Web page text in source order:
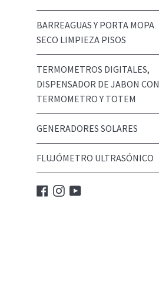
BARREAGUAS Y PORTA MOPA
SECO LIMPIEZA PISOS
TERMOMETROS DIGITALES,
DISPENSADOR DE JABON CON
TERMOMETRO Y TOTEM
GENERADORES SOLARES
FLUJÓMETRO ULTRASÓNICO
Facebook
Instagram
YouTube